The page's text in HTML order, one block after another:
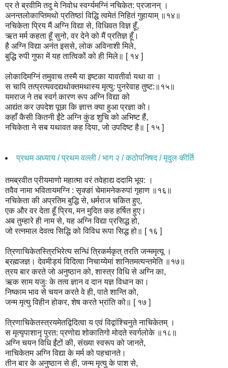
प्र ते ब्रवीमि तदु मे निवोध स्वर्ग्यमग्निं नचिकेत: प्रजानन् ।
अनन्तलोकाप्तिमथो प्रतिष्ठां विद्धि त्वमेतं निहितं गुहायाम् ॥१४॥
नचिकेता प्रिय मैं अग्नि विद्या से, विधिवत विज्ञ हूँ,
ऋत मर्म कहता हूँ सुनो, वर देने को मैं प्रतिज्ञ हूँ।
है अग्नि विद्या अनंत इससे, लोक अविनाशी मिले,
बुद्धि रुपी गुफा में यह तात्विकों को ही मिले॥ [ १४ ]
लोकादिमग्निं तमुवाच तस्मै या इष्टका यावतीर्वा यथा वा ।
स चापि तत्प्रत्यवदद्यथोक्तमथास्य मृत्यु: पुनरेवाह तुष्ट:॥१५॥
यमराज ने तब स्वर्ग कारण रूप अग्नि विद्या को
आद्यंत कर उपदेश पूछा कि ज्ञात्त क्या हुआ प्रज्ञा को।
कहाँ कैसी कितनी ईंटे अग्नि कुंड शुचि को अभिष्ट हैं,
नचिकेता ने सब यथावत कह दिया, जो उपदिष्ट है॥ [ १५ ]
प्रथम अध्याय / प्रथम वल्ली / भाग २ / कठोपनिषद / मृदुल कीर्ति
तमब्रवीत प्रीयमाणो महात्मा वरं तवेहाद्य ददामि भूय: ।
तवैव नामा भवितायमग्नि : सृक्ङां चेमामनेकरुपां गृहाण ॥१६॥
नचिकेता की अप्रतिम बुद्धि से, धर्मराज चकित हुए,
एक और वर देता हूँ प्रिय, मन मुदित कह हर्षित हुए।
अब तुम्हारे ही नाम से, यह अग्नि विद्या प्रसिद्ध हो,
जो रत्नमाल देवत्व सिद्धि को विविध रूपा सिद्ध हो॥ [ १६ ]
त्रिणाचिकेतस्त्रिभिरेत्य सन्धिं त्रिकर्मकृत् तरति जन्ममृत्यू ।
ब्रह्मजज्ञ। देवमीड्यं विदित्वा निचाय्येमां शानितमत्यन्तमेति ॥१७॥
त्रय बार करते जो अनुष्ठान को, शास्त्र विधि से अग्नि का,
ऋक साम यजुः के तत्व ज्ञान व दान यज्ञ विधान का।
निष्काम भाव से चयन करते वे ही, पाते शान्ति को,
जन्म मृत्यु विहीन होकर, शेष करते भ्रांति को॥ [ १७ ]
त्रिणाचिकेतस्त्रयमेतद्विदित्वा य एवं विद्वांश्चिनुते नाचिकेतम् ।
स मृत्यृपाशानृ पुरत: प्रणोद्य शोकातिगो मोदते स्वर्गलोके ॥१८॥
अग्नि चयन विधि ईंटों की, संख्या स्वरूप को जानते,
नाचिकेतम अग्नि विद्या के मर्म को पहचानते।
तीन बार के अनुष्ठान से ही, जन्म मृत्यु के पाश से,